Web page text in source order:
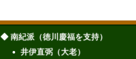
◆ 南紀派（徳川慶福を支持）
井伊直弼（大老）